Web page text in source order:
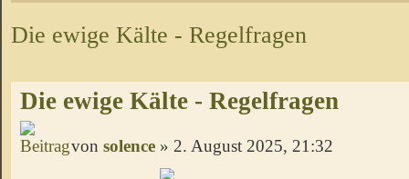
Die ewige Kälte - Regelfragen
Die ewige Kälte - Regelfragen
von solence » 2. August 2025, 21:32